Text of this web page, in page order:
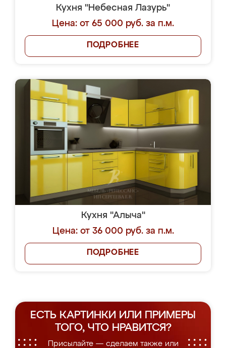
Кухня "Небесная Лазурь"
Цена: от 65 000 руб. за п.м.
ПОДРОБНЕЕ
Кухня "Алыча"
Цена: от 36 000 руб. за п.м.
ПОДРОБНЕЕ
ЕСТЬ КАРТИНКИ ИЛИ ПРИМЕРЫ
ТОГО, ЧТО НРАВИТСЯ?
Присылайте — сделаем также или